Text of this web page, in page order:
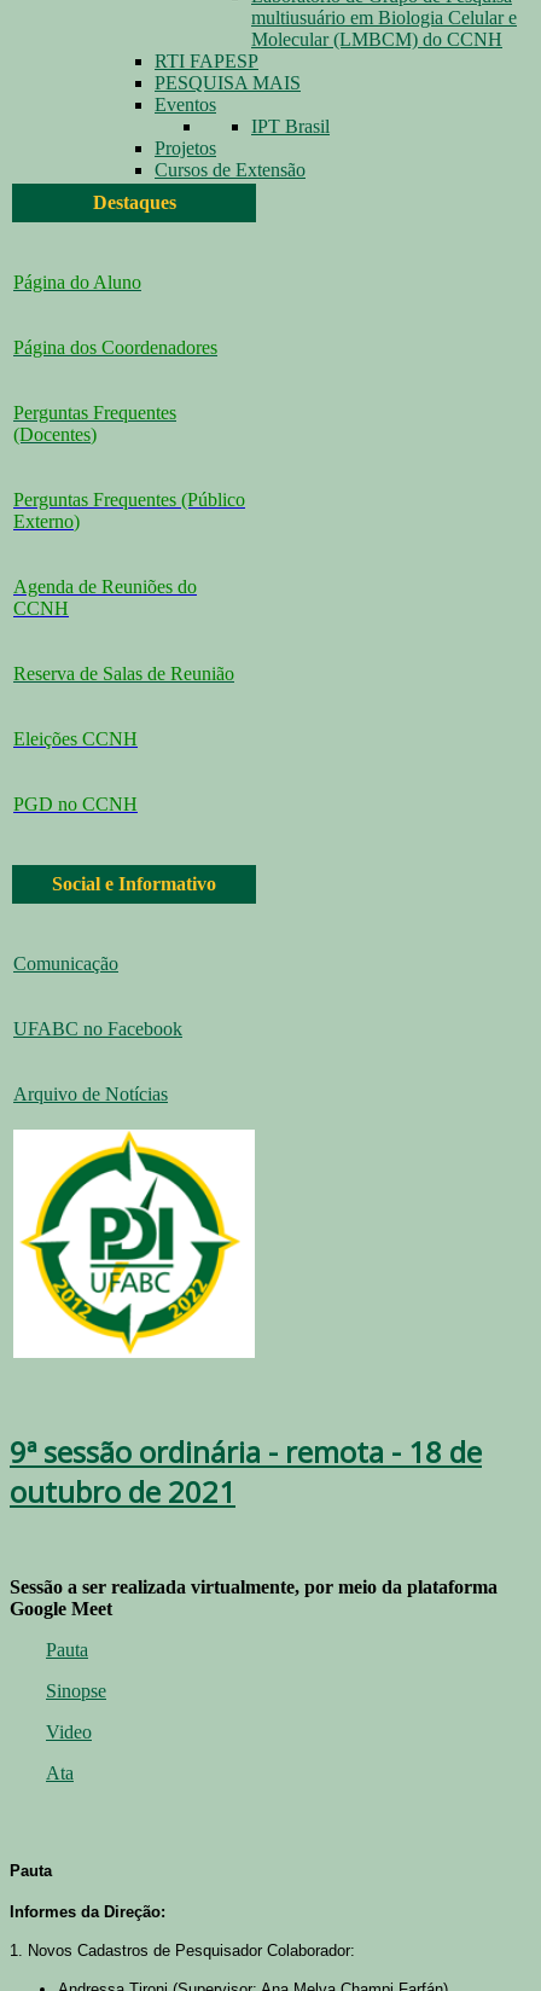
multiusuário em Biologia Celular e
Molecular (LMBCM) do CCNH
RTI FAPESP
PESQUISA MAIS
Eventos
IPT Brasil
Projetos
Cursos de Extensão
Destaques
Página do Aluno
Página dos Coordenadores
Perguntas Frequentes
(Docentes)
Perguntas Frequentes (Público
Externo)
Agenda de Reuniões do
CCNH
Reserva de Salas de Reunião
Eleições CCNH
PGD no CCNH
Social e Informativo
Comunicação
UFABC no Facebook
Arquivo de Notícias
9ª sessão ordinária - remota - 18 de
outubro de 2021
Sessão a ser realizada virtualmente, por meio da plataforma
Google Meet
Pauta
Sinopse
Video
Ata
Pauta
Informes da Direção:
1. Novos Cadastros de Pesquisador Colaborador: